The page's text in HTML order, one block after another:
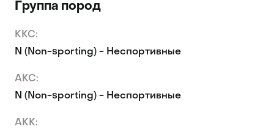
Группа пород
KKC:
N (Non-sporting) - Неспортивные
AKC:
N (Non-sporting) - Неспортивные
AKK: